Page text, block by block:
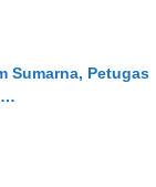
Sumarna, Petugas
…